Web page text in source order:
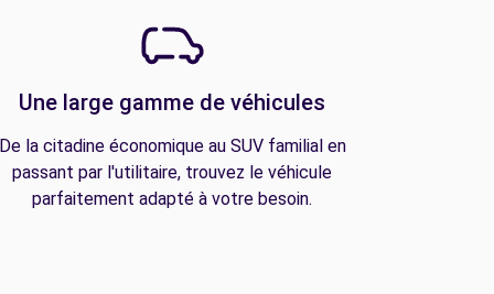
Une large gamme de véhicules
la citadine économique au SUV familial en
passant par l'utilitaire, trouvez le véhicule
parfaitement adapté à votre besoin.